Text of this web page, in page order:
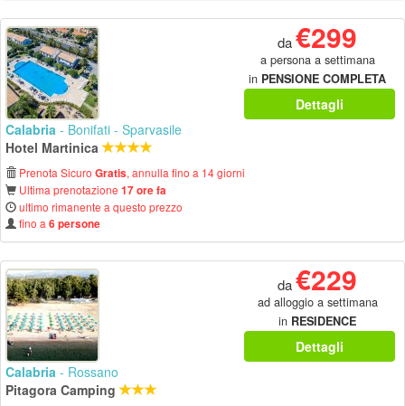
da€299
a persona a settimana
in PENSIONE COMPLETA
Dettagli
Calabria - Bonifati - Sparvasile
Hotel Martinica
Prenota Sicuro Gratis, annulla fino a 14 giorni
Ultima prenotazione 17 ore fa
ultimo rimanente a questo prezzo
fino a 6 persone
da€229
ad alloggio a settimana
in RESIDENCE
Dettagli
Calabria - Rossano
Pitagora Camping